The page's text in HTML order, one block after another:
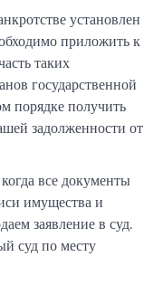
установлен
приложить к
таких
государственной
порядке получить
задолженности от
все документы
имущества и
заявление в суд.
суд по месту